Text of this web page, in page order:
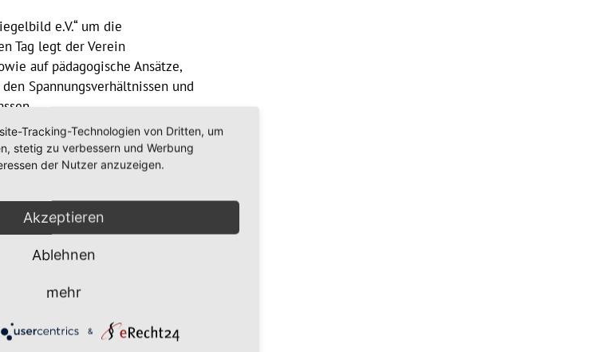
e.V.“ um die
Tag legt der Verein
auf pädagogische Ansätze,
Spannungsverhältnissen und
die Geschichte
und
pädagogischer
wird ein
antisemitismus-
Tracking-Technologien von Dritten, um
stetig zu verbessern und Werbung
der Nutzer anzuzeigen.
Akzeptieren
Ablehnen
mehr
&